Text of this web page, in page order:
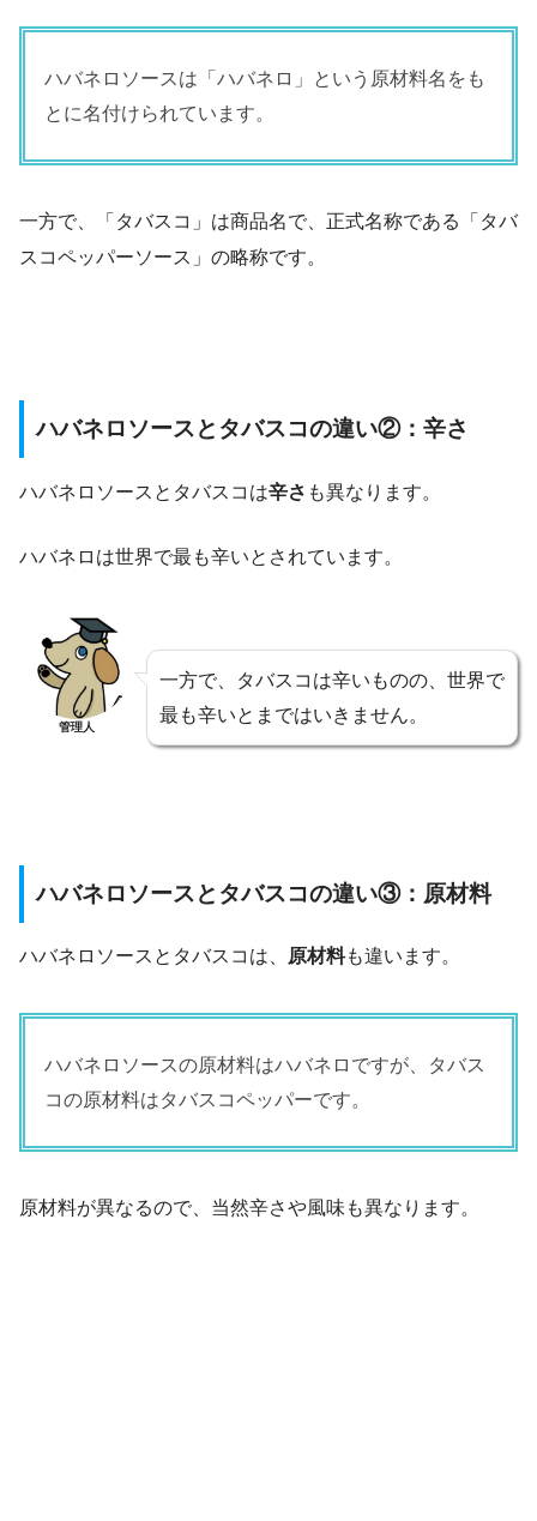
ハバネロソースは「ハバネロ」という原材料名をも
とに名付けられています。
一方で、「タバスコ」は商品名で、正式名称である「タバ
スコペッパーソース」の略称です。
ハバネロソースとタバスコの違い②：辛さ
ハバネロソースとタバスコは辛さ も異なります。
ハバネロは世界で最も辛いとされています。
管理人
一方で、タバスコは辛いものの、世界で
最も辛いとまではいきません。
ハバネロソースとタバスコの違い③：原材料
ハバネロソースとタバスコは、 原材料も違います。
ハバネロソースの原材料はハバネロですが、タバス
コの原材料はタバスコペッパーです。
原材料が異なるので、当然辛さや風味も異なります。